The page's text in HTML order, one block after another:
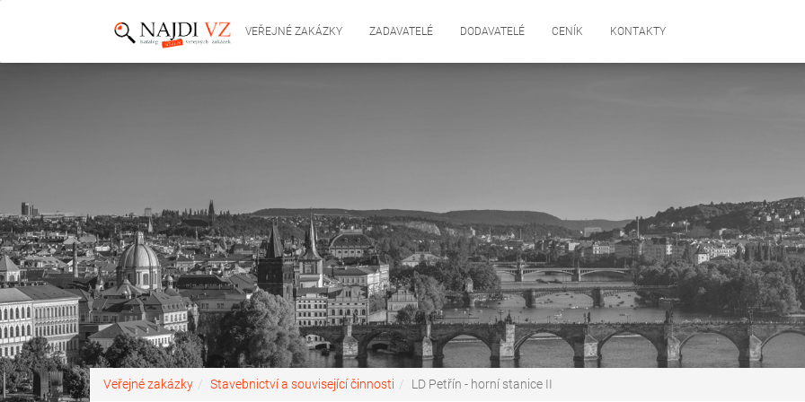
VEŘEJNÉ ZAKÁZKY ZADAVATELÉ DODAVATELÉ CENÍK KONTAKTY
Veřejné zakázky Stavebnictví a související činnosti LD Petřín - horní stanice II